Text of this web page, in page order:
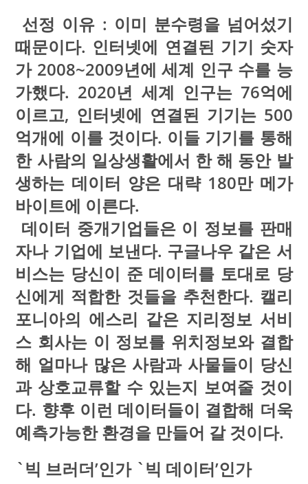
선정 이유 : 이미 분수령을 넘어섰기
때문이다. 인터넷에 연결된 기기 숫자
가 2008~2009년에 세계 인구 수를 능
가했다. 2020년 세계 인구는 76억에
이르고, 인터넷에 연결된 기기는 500
억개에 이를 것이다. 이들 기기를 통해
한 사람의 일상생활에서 한 해 동안 발
생하는 데이터 양은 대략 180만 메가
바이트에 이른다.
데이터 중개기업들은 이 정보를 판매
자나 기업에 보낸다. 구글나우 같은 서
비스는 당신이 준 데이터를 토대로 당
신에게 적합한 것들을 추천한다. 캘리
포니아의 에스리 같은 지리정보 서비
스 회사는 이 정보를 위치정보와 결합
해 얼마나 많은 사람과 사물들이 당신
과 상호교류할 수 있는지 보여줄 것이
다. 향후 이런 데이터들이 결합해 더욱
예측가능한 환경을 만들어 갈 것이다.
`빅 브러더’인가 `빅 데이터’인가